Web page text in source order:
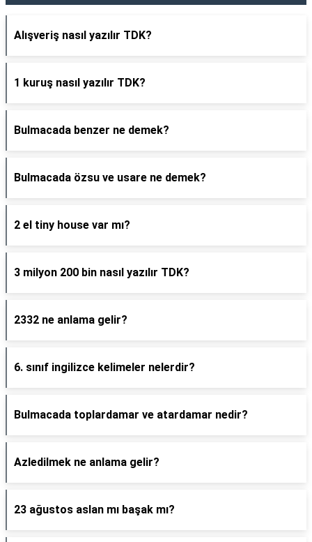
Alışveriş nasıl yazılır TDK?
1 kuruş nasıl yazılır TDK?
Bulmacada benzer ne demek?
Bulmacada özsu ve usare ne demek?
2 el tiny house var mı?
3 milyon 200 bin nasıl yazılır TDK?
2332 ne anlama gelir?
6. sınıf ingilizce kelimeler nelerdir?
Bulmacada toplardamar ve atardamar nedir?
Azledilmek ne anlama gelir?
23 ağustos aslan mı başak mı?